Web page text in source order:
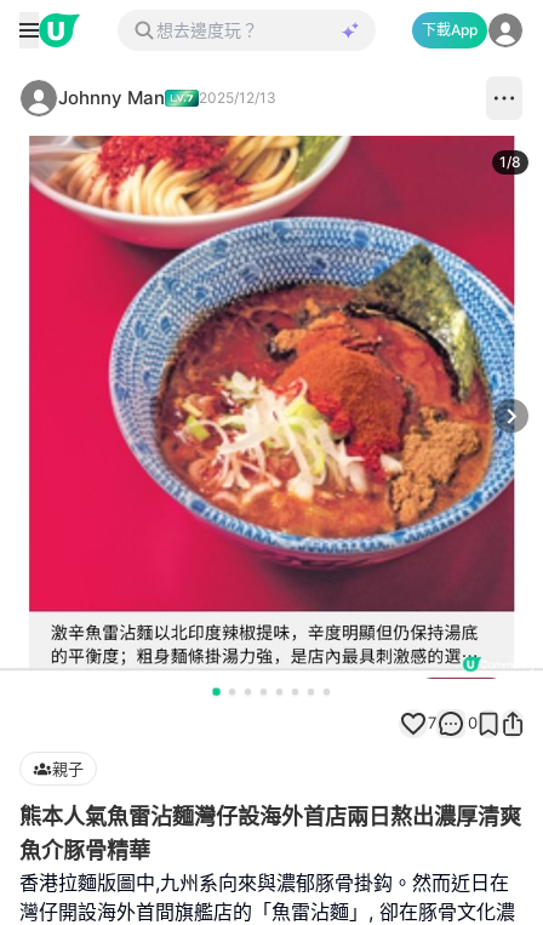
下載App
Johnny Man 2025/12/13
1/8
7 0
親子
熊本人氣魚雷沾麵灣仔設海外首店兩日熬出濃厚清爽
魚介豚骨精華
香港拉麵版圖中,九州系向來與濃郁豚骨掛鈎。然而近日在
灣仔開設海外首間旗艦店的「魚雷沾麵」, 卻在豚骨文化濃